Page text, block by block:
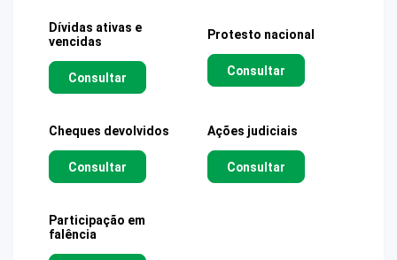
Dívidas ativas e
vencidas
Consultar
Protesto nacional
Consultar
Cheques devolvidos
Consultar
Ações judiciais
Consultar
Participação em
falência